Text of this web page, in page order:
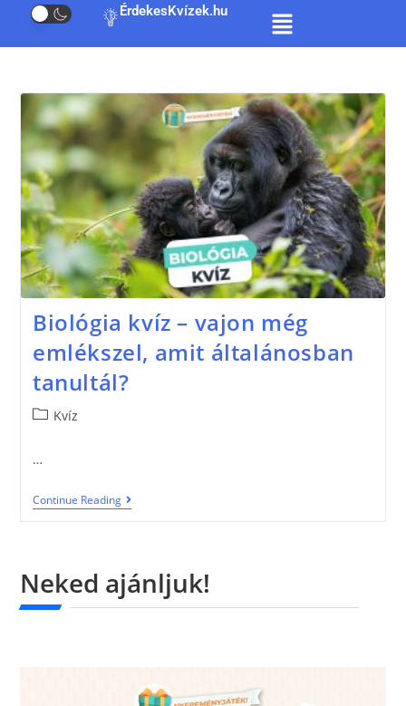
ÉrdekesKvízek.hu
Biológia kvíz – vajon még
emlékszel, amit általánosban
tanultál?
Kvíz
…
Continue Reading
Neked ajánljuk!